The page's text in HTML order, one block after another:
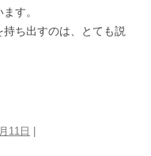
す。
ち出すのは、とても説
11日